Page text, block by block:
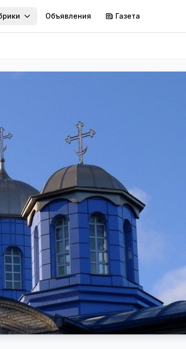
Объявления Газета